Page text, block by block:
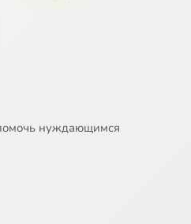
нуждающимся